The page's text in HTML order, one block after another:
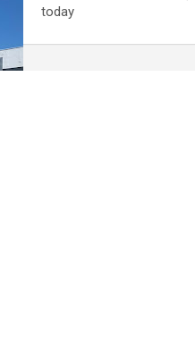
today